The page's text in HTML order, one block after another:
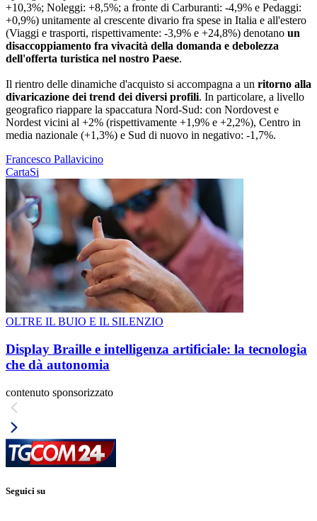
+10,3%; Noleggi: +8,5%; a fronte di Carburanti: -4,9% e Pedaggi:
+0,9%) unitamente al crescente divario fra spese in Italia e all'estero
(Viaggi e trasporti, rispettivamente: -3,9% e +24,8%) denotano un
disaccoppiamento fra vivacità della domanda e debolezza
dell'offerta turistica nel nostro Paese.
Il rientro delle dinamiche d'acquisto si accompagna a un ritorno alla
divaricazione dei trend dei diversi profili. In particolare, a livello
geografico riappare la spaccatura Nord-Sud: con Nordovest e
Nordest vicini al +2% (rispettivamente +1,9% e +2,2%), Centro in
media nazionale (+1,3%) e Sud di nuovo in negativo: -1,7%.
Francesco Pallavicino
CartaSi
OLTRE IL BUIO E IL SILENZIO
Display Braille e intelligenza artificiale: la tecnologia
che dà autonomia
contenuto sponsorizzato
Seguici su